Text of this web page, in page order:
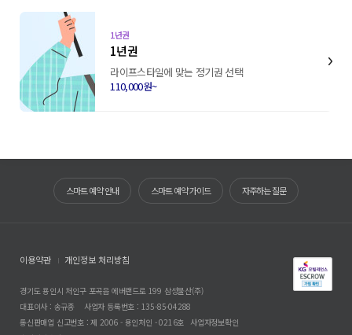
1년권
1년권
라이프스타일에 맞는 정기권 선택
110,000원~
스마트 예약 안내 스마트 예약 가이드 자주하는 질문
이용약관 개인정보 처리방침
경기도 용인시 처인구 포곡읍 에버랜드로 199 삼성물산(주)
대표이사 : 송규종
사업자 등록번호 : 135-85-04288
통신판매업 신고번호 : 제 2006 - 용인처인 - 0216호 사업자정보확인